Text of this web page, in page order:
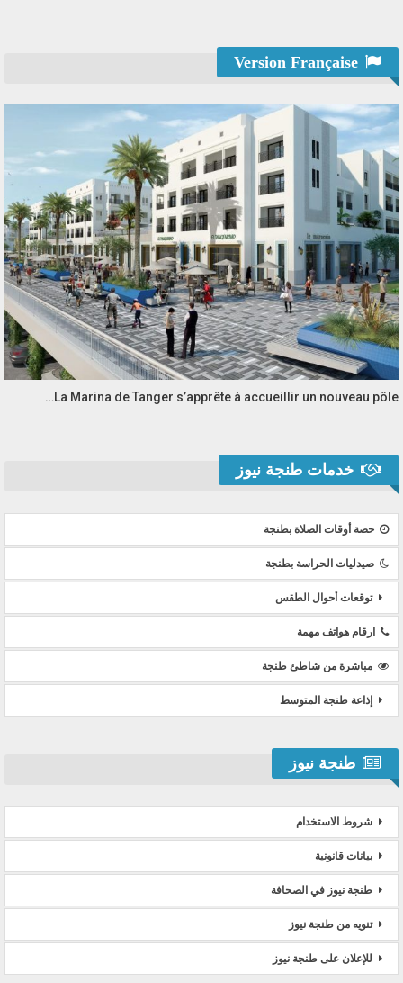
La Marina de Tanger s’apprête à accueillir un nouveau pôle…
خدمات طنجة نيوز
حصة أوقات الصلاة بطنجة
صيدليات الحراسة بطنجة
توقعات أحوال الطقس
ارقام هواتف مهمة
مباشرة من شاطئ طنجة
إذاعة طنجة المتوسط
طنجة نيوز
شروط الاستخدام
بيانات قانونية
طنجة نيوز في الصحافة
تنويه من طنجة نيوز
للإعلان على طنجة نيوز